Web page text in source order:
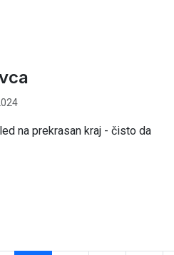
na prekrasan kraj - čisto da